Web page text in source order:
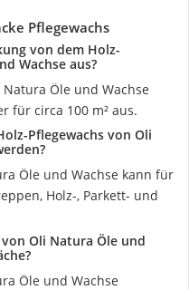
Pflegewachs
von dem Holz-
Wachse aus?
Öle und Wachse
für circa 100 m² aus.
Pflegewachs von Oli
Öle und Wachse kann für
Holz-, Parkett- und
Oli Natura Öle und
Öle und Wachse